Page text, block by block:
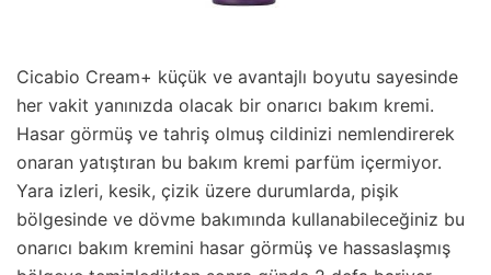
Cicabio Cream+ küçük ve avantajlı boyutu sayesinde
her vakit yanınızda olacak bir onarıcı bakım kremi.
Hasar görmüş ve tahriş olmuş cildinizi nemlendirerek
onaran yatıştıran bu bakım kremi parfüm içermiyor.
Yara izleri, kesik, çizik üzere durumlarda, pişik
bölgesinde ve dövme bakımında kullanabileceğiniz bu
onarıcı bakım kremini hasar görmüş ve hassaslaşmış